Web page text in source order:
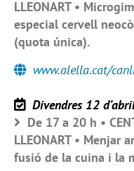
LLEONART •
especial cervell
(quota única).
www.alella.cat/
Divendres 12
De 17 a 20 h •
LLEONART • Menjar
fusió de la cuina i la